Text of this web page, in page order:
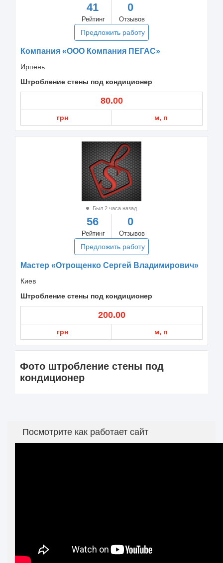
41
Рейтинг
0
Отзывов
Предложить работу
Компания «ООО Компания ПЕГАС»
Ирпень
Штробление стены под кондиционер
80.00
грн м, п
Был 2 часа назад
56
Рейтинг
0
Отзывов
Предложить работу
Мастер «Отрощенко Сергей Владимирович»
Киев
Штробление стены под кондиционер
200.00
грн м, п
Фото штробление стены под
кондиционер
Посмотрите как работает сайт